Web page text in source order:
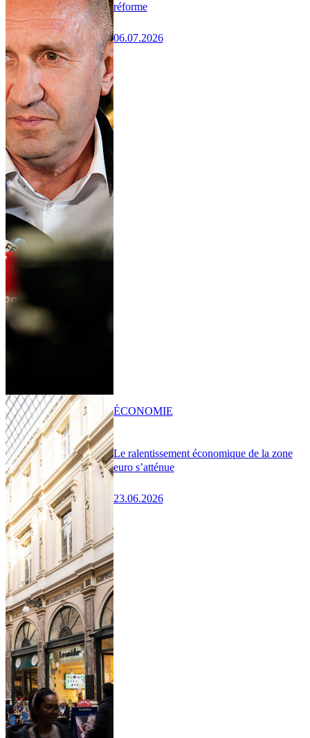
réforme
06.07.2026
Le ralentissement économique de la zone
euro s’atténue
23.06.2026
ÉCONOMIE